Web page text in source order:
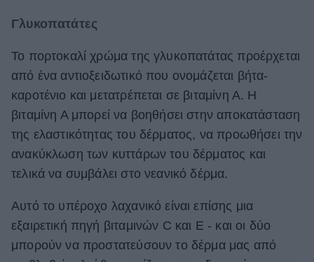
Γλυκοπατάτες
Το πορτοκαλί χρώμα της γλυκοπατάτας προέρχεται
από ένα αντιοξειδωτικό που ονομάζεται βήτα-
καροτένιο και μετατρέπεται σε βιταμίνη Α. Η
βιταμίνη Α μπορεί να βοηθήσει στην αποκατάσταση
της ελαστικότητας του δέρματος, να προωθήσει την
ανακύκλωση των κυττάρων του δέρματος και
τελικά να συμβάλει στο νεανικό δέρμα.
Αυτό το υπέροχο λαχανικό είναι επίσης μια
εξαιρετική πηγή βιταμινών C και E - και οι δύο
μπορούν να προστατεύσουν το δέρμα μας από